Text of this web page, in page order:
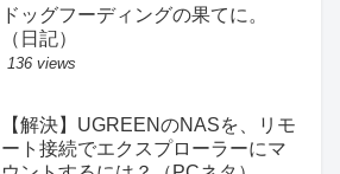
ドッグフーディングの果てに。
（日記）
136 views
【解決】UGREENのNASを、リモ
ート接続でエクスプローラーにマ